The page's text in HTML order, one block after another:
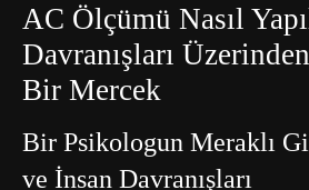
AC Ölçümü Nasıl
Davranışları
Bir Mercek
Bir Psikologun Meraklı
ve İnsan Davranışları